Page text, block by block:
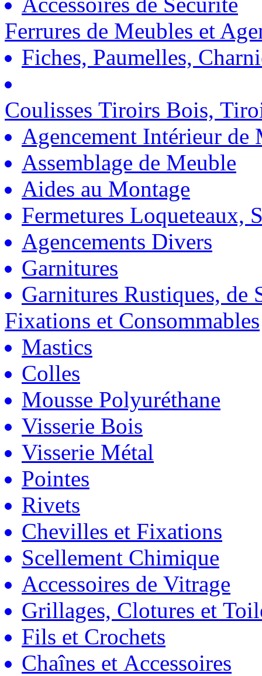
Ferrures de Meubles et
Fiches, Paumelles,
Coulisses Tiroirs Bois,
Agencement Intérieur de
Assemblage de Meuble
Aides au Montage
Fermetures Loqueteaux,
Agencements Divers
Garnitures
Garnitures Rustiques, de
Fixations et Consommables
Mastics
Colles
Mousse Polyuréthane
Visserie Bois
Visserie Métal
Pointes
Rivets
Chevilles et Fixations
Scellement Chimique
Accessoires de Vitrage
Grillages, Clotures et
Fils et Crochets
Chaînes et Accessoires